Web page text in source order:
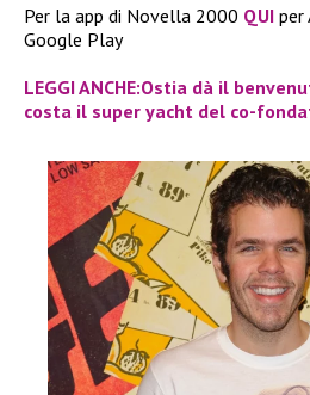
Per la app di Novella 2000 QUI per
Google Play
LEGGI ANCHE:Ostia dà il
costa il super yacht del co-